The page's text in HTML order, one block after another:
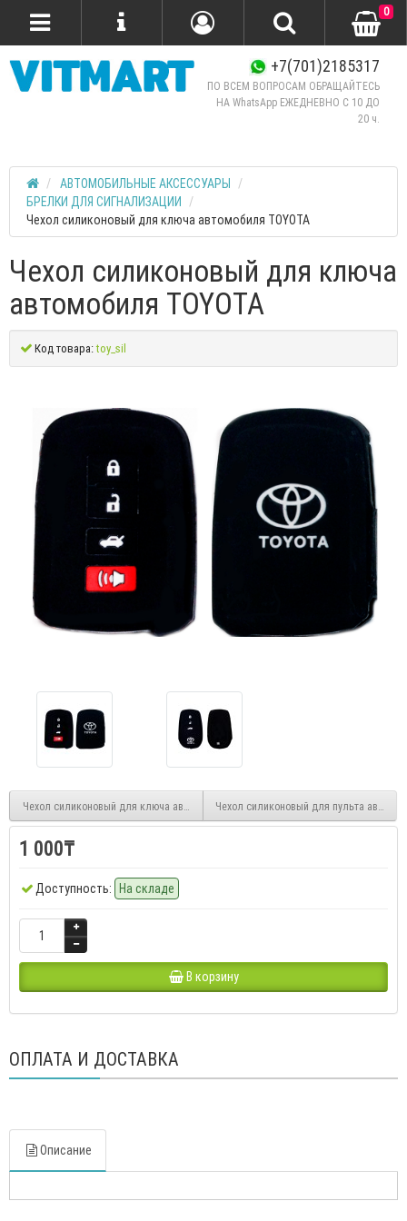
+7(701)2185317
ПО ВСЕМ ВОПРОСАМ ОБРАЩАЙТЕСЬ
НА WhatsApp ЕЖЕДНЕВНО C 10 ДО
20 ч.
0
АВТОМОБИЛЬНЫЕ АКСЕССУАРЫ
БРЕЛКИ ДЛЯ СИГНАЛИЗАЦИИ
Чехол силиконовый для ключа автомобиля TOYOTA
Чехол силиконовый для ключа
автомобиля TOYOTA
Код товара:toy_sil
Чехол силиконовый для ключа автомобиля LexusЧехол силиконовый для пульта
1 000₸
Доступность: На складе
В корзину
ОПЛАТА И ДОСТАВКА
Описание